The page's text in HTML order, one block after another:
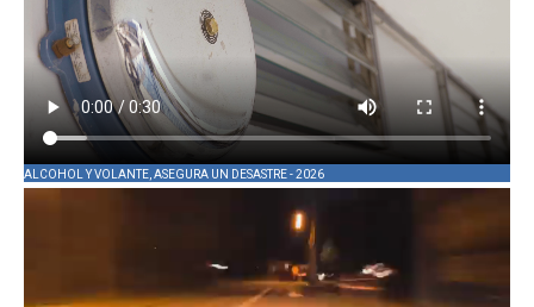
ALCOHOL Y VOLANTE, ASEGURA UN DESASTRE - 2026